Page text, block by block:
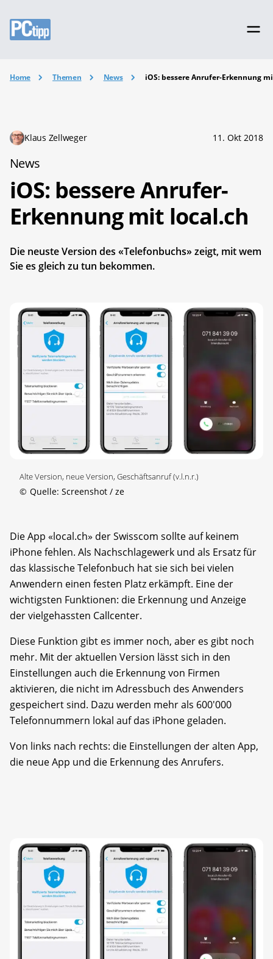
Home Themen News iOS: bessere Anrufer-Erkennung
Klaus Zellweger 11. Okt 2018
News
iOS: bessere Anrufer-
Erkennung mit local.ch
Die neuste Version des «Telefonbuchs» zeigt, mit wem
Sie es gleich zu tun bekommen.
Alte Version, neue Version, Geschäftsanruf (v.l.n.r.)
© Quelle: Screenshot / ze
Die App «local.ch» der Swisscom sollte auf keinem
iPhone fehlen. Als Nachschlagewerk und als Ersatz für
das klassische Telefonbuch hat sie sich bei vielen
Anwendern einen festen Platz erkämpft. Eine der
wichtigsten Funktionen: die Erkennung und Anzeige
der vielgehassten Callcenter.
Diese Funktion gibt es immer noch, aber es gibt noch
mehr. Mit der aktuellen Version lässt sich in den
Einstellungen auch die Erkennung von Firmen
aktivieren, die nicht im Adressbuch des Anwenders
gespeichert sind. Dazu werden mehr als 600'000
Telefonnummern lokal auf das iPhone geladen.
Von links nach rechts: die Einstellungen der alten App,
die neue App und die Erkennung des Anrufers.